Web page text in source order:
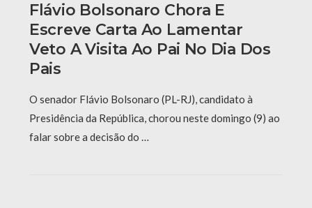
Flávio Bolsonaro Chora E
Escreve Carta Ao Lamentar
Veto A Visita Ao Pai No Dia Dos
Pais
O senador Flávio Bolsonaro (PL-RJ), candidato à
Presidência da República, chorou neste domingo (9) ao
falar sobre a decisão do …